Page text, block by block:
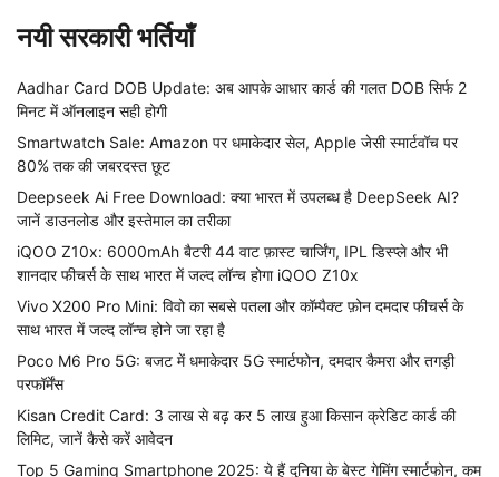
नयी सरकारी भर्तियाँ
Aadhar Card DOB Update: अब आपके आधार कार्ड की गलत DOB सिर्फ 2
मिनट में ऑनलाइन सही होगी
Smartwatch Sale: Amazon पर धमाकेदार सेल, Apple जेसी स्मार्टवॉच पर
80% तक की जबरदस्त छूट
Deepseek Ai Free Download: क्या भारत में उपलब्ध है DeepSeek AI?
जानें डाउनलोड और इस्तेमाल का तरीका
iQOO Z10x: 6000mAh बैटरी 44 वाट फ़ास्ट चार्जिंग, IPL डिस्प्ले और भी
शानदार फीचर्स के साथ भारत में जल्द लॉन्च होगा iQOO Z10x
Vivo X200 Pro Mini: विवो का सबसे पतला और कॉम्पैक्ट फ़ोन दमदार फीचर्स के
साथ भारत में जल्द लॉन्च होने जा रहा है
Poco M6 Pro 5G: बजट में धमाकेदार 5G स्मार्टफोन, दमदार कैमरा और तगड़ी
परफॉर्मेंस
Kisan Credit Card: 3 लाख से बढ़ कर 5 लाख हुआ किसान क्रेडिट कार्ड की
लिमिट, जानें कैसे करें आवेदन
Top 5 Gaming Smartphone 2025: ये हैं दुनिया के बेस्ट गेमिंग स्मार्टफोन, कम